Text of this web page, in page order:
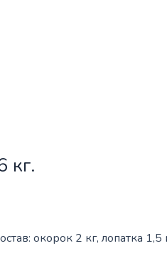
кг.
окорок 2 кг, лопатка